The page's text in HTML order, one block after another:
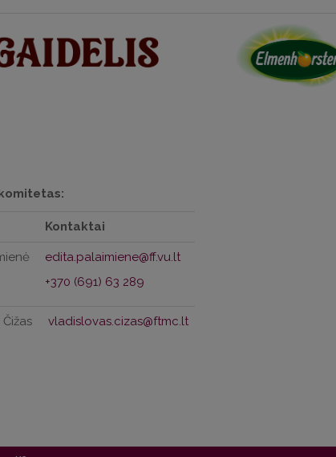
Kontaktai
+370 (691) 63 289
vladislovas.cizas@ftmc.lt